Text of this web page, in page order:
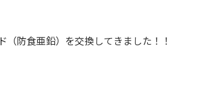
（防食亜鉛）を交換してきました！！